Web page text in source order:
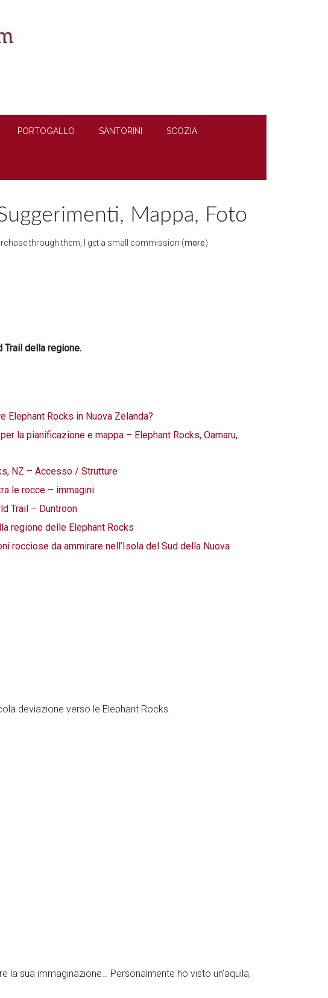
PORTOGALLO SANTORINI SCOZIA
Mappa, Foto
through them, I get a small commission (more)
Trail della regione.
Elephant Rocks in Nuova Zelanda?
la pianificazione e mappa – Elephant Rocks, Oamaru,
NZ – Accesso / Strutture
le rocce – immagini
Trail – Duntroon
regione delle Elephant Rocks
rocciose da ammirare nell’Isola del Sud della Nuova
deviazione verso le Elephant Rocks.
sua immaginazione… Personalmente ho visto un’aquila,